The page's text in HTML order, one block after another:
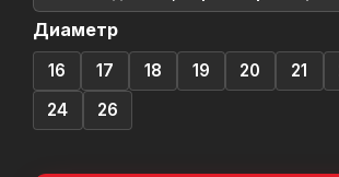
Диаметр
16 17 18 19 20 21
24
26